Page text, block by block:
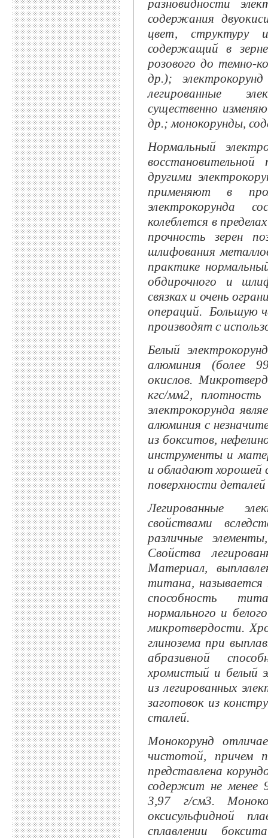
разновидности
содержания
цвет, структуру
содержащий в
розового до темно-
др.);
легированные
существенно
др.; монокорунды,
Нормальный
другими
применяют в
электрокорунда
колеблется в
прочность зерен
шлифования
практике
обдирочного и
связках и очень
операций. Большую
производят с
Белый
алюминия (более
окислов.
кгс/мм2,
электрокорунда
алюминия с
из бокситов,
инструменты и
и обладают хорошей
поверхности
Легированные
свойствами
различные
Свойства
Материал,
титана, называется
способность
нормального и
микротвердости.
глинозема при
абразивной
хромистый и белый
из легированных
заготовок из
сталей.
Монокорунд
чистотой, причем
представлена
содержит не менее
3,97 г/см3.
оксисульфидной
сплавлении